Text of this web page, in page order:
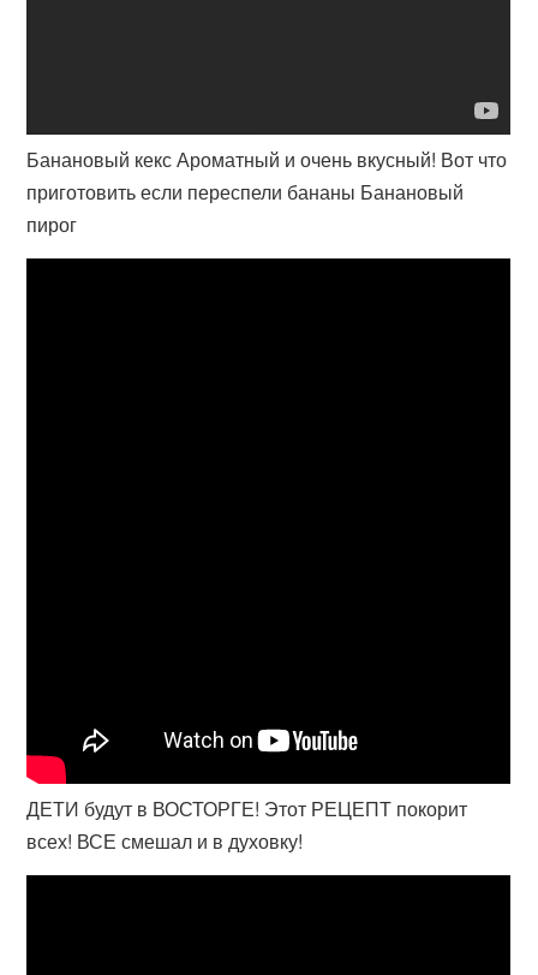
Банановый кекс Ароматный и очень вкусный! Вот что
приготовить если переспели бананы Банановый
пирог
ДЕТИ будут в ВОСТОРГЕ! Этот РЕЦЕПТ покорит
всех! ВСЕ смешал и в духовку!